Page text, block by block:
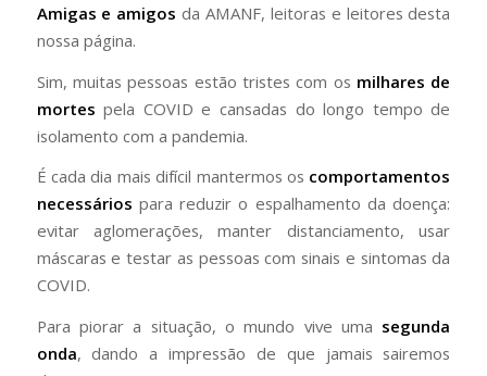
Amigas e amigos da AMANF, leitoras e leitores desta
nossa página.
Sim, muitas pessoas estão tristes com os milhares de
mortes pela COVID e cansadas do longo tempo de
isolamento com a pandemia.
É cada dia mais difícil mantermos os comportamentos
necessários para reduzir o espalhamento da doença:
evitar aglomerações, manter distanciamento, usar
máscaras e testar as pessoas com sinais e sintomas da
COVID.
Para piorar a situação, o mundo vive uma segunda
onda, dando a impressão de que jamais sairemos